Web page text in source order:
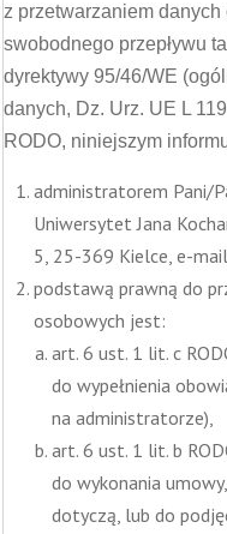
z przetwarzaniem
swobodnego przepływu
dyrektywy 95/46/WE
danych, Dz. Urz. UE L
RODO, niniejszym
administratorem Pani/
Uniwersytet Jana
5, 25-369 Kielce, e-
podstawą prawną do
osobowych jest:
art. 6 ust. 1 lit. c
do wypełnienia
na administratorze),
art. 6 ust. 1 lit. b
do wykonania
dotyczą, lub do